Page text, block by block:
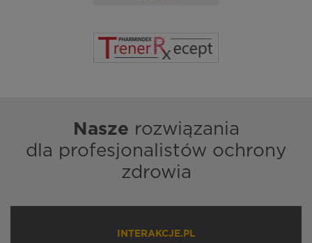
Nasze rozwiązania
dla profesjonalistów ochrony
zdrowia
INTERAKCJE.PL